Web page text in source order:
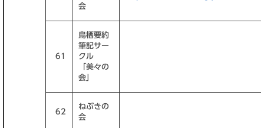
会
61
鳥栖要約
筆記サー
クル
「美々の
会」
62
ねぶきの
会